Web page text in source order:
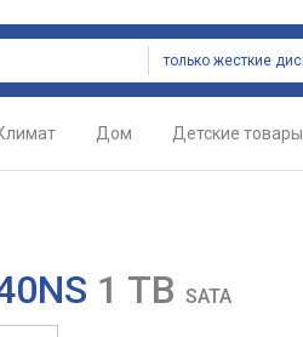
Дом Детские товары
1 TB SATA